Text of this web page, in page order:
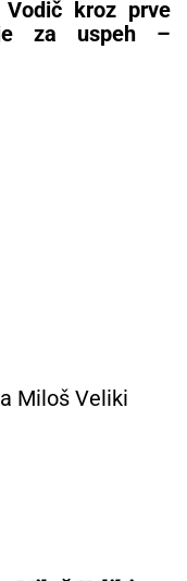
kroz prve
za uspeh –